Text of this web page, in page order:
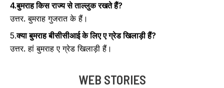
4.बुमराह किस राज्य से ताल्लुक रखते हैं?
उत्तर. बुमराह गुजरात के हैं।
5.क्या बुमराह बीसीसीआई के लिए ए ग्रेड खिलाड़ी हैं?
उत्तर. हां बुमराह ए ग्रेड खिलाड़ी हैं।
WEB STORIES